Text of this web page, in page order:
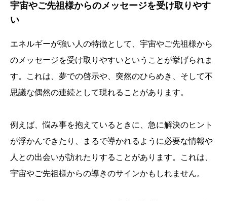
宇宙やご先祖様からのメッセージを受け取りやす
い
エネルギーが強い人の特徴として、宇宙やご先祖様から
のメッセージを受け取りやすいということが挙げられま
す。これは、夢での啓示や、突然のひらめき、そして不
思議な偶然の連続として現れることがあります。
例えば、悩み事を抱えているときに、急に解決のヒント
が浮かんできたり、まるで導かれるように必要な情報や
人との出会いが訪れたりすることがあります。これは、
宇宙やご先祖様からの導きのサインかもしれません。